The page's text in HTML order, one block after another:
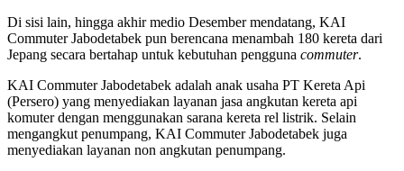
Di sisi lain, hingga akhir medio Desember mendatang, KAI
Commuter Jabodetabek pun berencana menambah 180 kereta dari
Jepang secara bertahap untuk kebutuhan pengguna commuter.
KAI Commuter Jabodetabek adalah anak usaha PT Kereta Api
(Persero) yang menyediakan layanan jasa angkutan kereta api
komuter dengan menggunakan sarana kereta rel listrik. Selain
mengangkut penumpang, KAI Commuter Jabodetabek juga
menyediakan layanan non angkutan penumpang.